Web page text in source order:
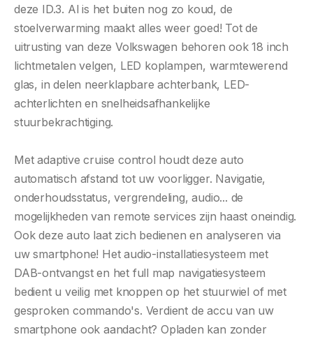
deze ID.3. Al is het buiten nog zo koud, de
stoelverwarming maakt alles weer goed! Tot de
uitrusting van deze Volkswagen behoren ook 18 inch
lichtmetalen velgen, LED koplampen, warmtewerend
glas, in delen neerklapbare achterbank, LED-
achterlichten en snelheidsafhankelijke
stuurbekrachtiging.
Met adaptive cruise control houdt deze auto
automatisch afstand tot uw voorligger. Navigatie,
onderhoudsstatus, vergrendeling, audio... de
mogelijkheden van remote services zijn haast oneindig.
Ook deze auto laat zich bedienen en analyseren via
uw smartphone! Het audio-installatiesysteem met
DAB-ontvangst en het full map navigatiesysteem
bedient u veilig met knoppen op het stuurwiel of met
gesproken commando's. Verdient de accu van uw
smartphone ook aandacht? Opladen kan zonder